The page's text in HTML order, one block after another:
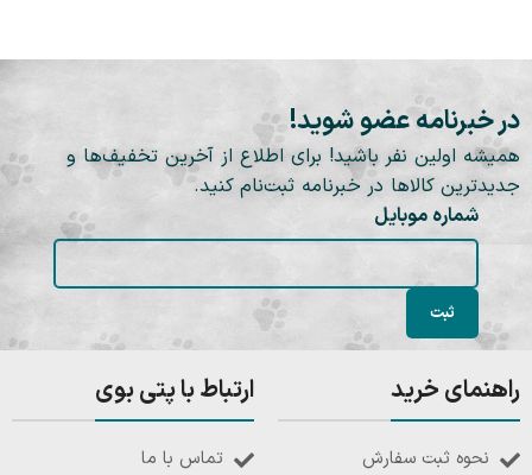
در خبرنامه عضو شوید!
همیشه اولین نفر باشید! برای اطلاع از آخرین تخفیف‌ها و
جدیدترین کالاها در خبرنامه ثبت‌نام کنید.
شماره موبایل
راهنمای خرید
نحوه ثبت سفارش
ارتباط با پتی بوی
تماس با ما